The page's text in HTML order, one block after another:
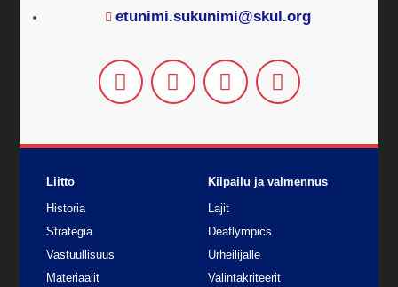
etunimi.sukunimi@skul.org
Liitto
Historia
Strategia
Vastuullisuus
Materiaalit
Kilpailu ja valmennus
Lajit
Deaflympics
Urheilijalle
Valintakriteerit